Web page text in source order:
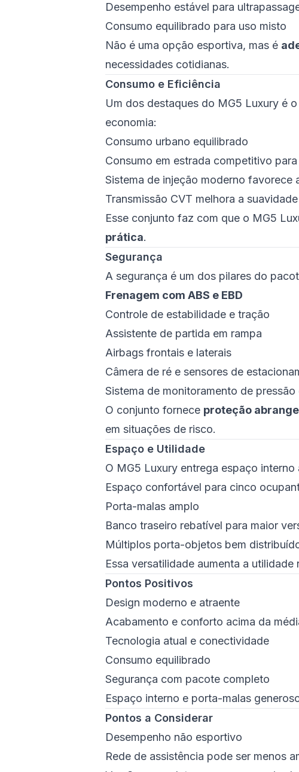
Desempenho estável para
Consumo equilibrado para uso misto
Não é uma opção esportiva, mas é
necessidades cotidianas.
Consumo e Eficiência
Um dos destaques do MG5 Luxury é
economia:
Consumo urbano equilibrado
Consumo em estrada competitivo
Sistema de injeção moderno favorece
Transmissão CVT melhora a
Esse conjunto faz com que o MG5
prática.
Segurança
A segurança é um dos pilares do
Frenagem com ABS e EBD
Controle de estabilidade e tração
Assistente de partida em rampa
Airbags frontais e laterais
Câmera de ré e sensores de
Sistema de monitoramento de
O conjunto fornece proteção
em situações de risco.
Espaço e Utilidade
O MG5 Luxury entrega espaço
Espaço confortável para cinco
Porta-malas amplo
Banco traseiro rebatível para maior
Múltiplos porta-objetos bem
Essa versatilidade aumenta a
Pontos Positivos
Design moderno e atraente
Acabamento e conforto acima da
Tecnologia atual e conectividade
Consumo equilibrado
Segurança com pacote completo
Espaço interno e porta-malas
Pontos a Considerar
Desempenho não esportivo
Rede de assistência pode ser menos